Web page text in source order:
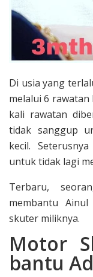
Di usia yang
melalui 6
kali rawatan
tidak sanggup
kecil.
untuk tidak lagi
Terbaru,
membantu
skuter miliknya.
Motor
bantu